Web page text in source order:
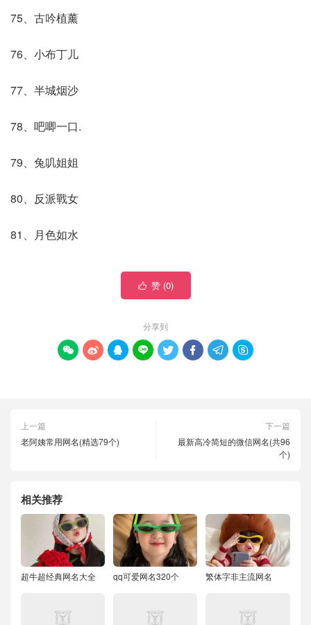
75、古吟植薰
76、小布丁儿
77、半城烟沙
78、吧唧一口.
79、兔叽姐姐
80、反派戰女
81、月色如水
 赞 (0)
分享到
       
上一篇
老阿姨常用网名(精选79个)
下一篇
最新高冷简短的微信网名(共96
个)
相关推荐
超牛超经典网名大全 qq可爱网名320个 繁体字非主流网名